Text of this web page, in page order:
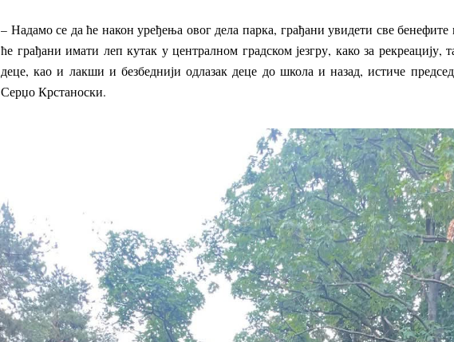
– Надамо се да ће након уређења овог дела парка, грађани увидети све бенефите
ће грађани имати леп кутак у централном градском језгру, како за рекреацију,
деце, као и лакши и безбеднији одлазак деце до школа и назад, истиче
Серџо Крстаноски.